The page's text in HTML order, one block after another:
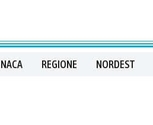
REGIONE NORDEST